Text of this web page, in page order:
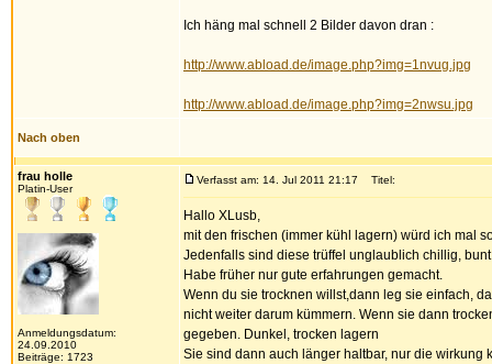
Ich häng mal schnell 2 Bilder davon dran :
http://www.abload.de/image.php?img=1nvug.jpg
http://www.abload.de/image.php?img=2nwsu.jpg
Nach oben
frau holle
Platin-User
Anmeldungsdatum:
24.09.2010
Beiträge: 1723
Verfasst am: 14. Jul 2011 21:17 Titel:
Hallo XLusb,
mit den frischen (immer kühl lagern) würd ich mal
Jedenfalls sind diese trüffel unglaublich chillig,
Habe früher nur gute erfahrungen gemacht.
Wenn du sie trocknen willst,dann leg sie einfach,
nicht weiter darum kümmern. Wenn sie dann
gegeben. Dunkel, trocken lagern
Sie sind dann auch länger haltbar, nur die wirkung